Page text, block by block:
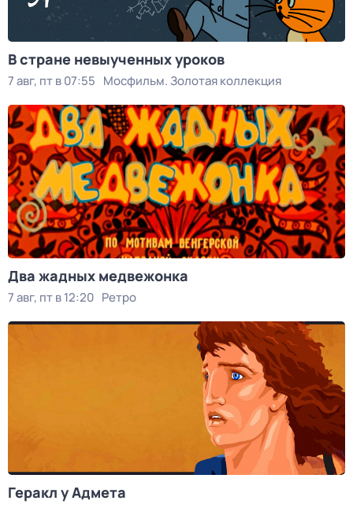
В стране невыученных уроков
7 авг, пт в 07:55 Мосфильм. Золотая коллекция
Два жадных медвежонка
7 авг, пт в 12:20 Ретро
Геракл у Адмета